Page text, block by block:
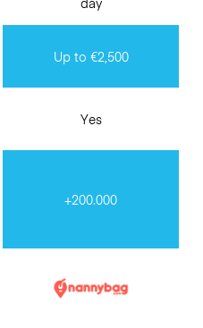
Up to €2,500
Yes
+200.000